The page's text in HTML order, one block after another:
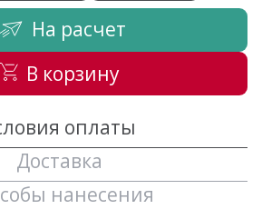
На расчет
В корзину
оплаты
Доставка
нанесения